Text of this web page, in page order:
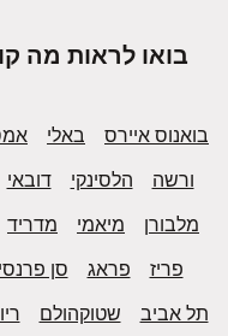
בואו לראות מה
באלי
בואנוס איירס
דובאי הלסינקי
ורשה
מדריד מיאמי
מלבורן
סן פראג
פריז
שטוקהולם תל אביב